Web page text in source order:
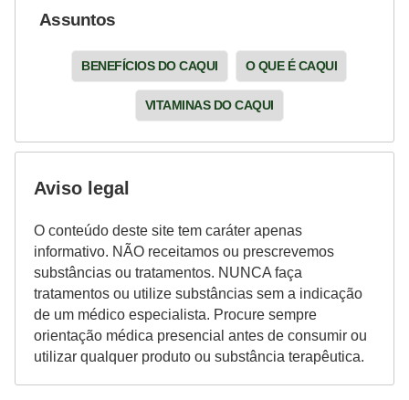
Assuntos
BENEFÍCIOS DO CAQUI O QUE É CAQUI
VITAMINAS DO CAQUI
Aviso legal
O conteúdo deste site tem caráter apenas
informativo. NÃO receitamos ou prescrevemos
substâncias ou tratamentos. NUNCA faça
tratamentos ou utilize substâncias sem a indicação
de um médico especialista. Procure sempre
orientação médica presencial antes de consumir ou
utilizar qualquer produto ou substância terapêutica.